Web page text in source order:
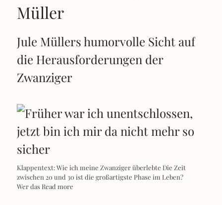
Müller
Jule Müllers humorvolle Sicht auf
die Herausforderungen der
Zwanziger
Klappentext: Wie ich meine Zwanziger überlebte Die Zeit
zwischen 20 und 30 ist die großartigste Phase im Leben?
Wer dasRead more